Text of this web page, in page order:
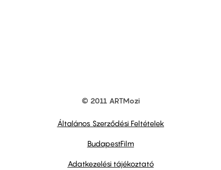
© 2011 ARTMozi
Általános Szerződési Feltételek
BudapestFilm
Adatkezelési tájékoztató